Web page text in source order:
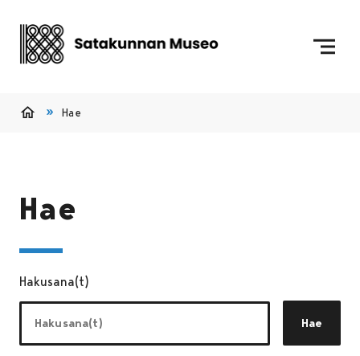
Hae
Hae
Hakusana(t)
Hae